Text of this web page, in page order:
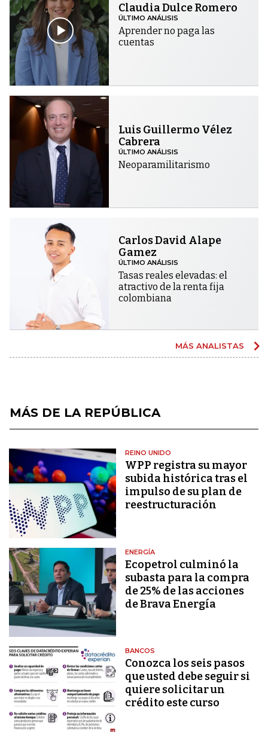
Claudia Dulce Romero
ÚLTIMO ANÁLISIS
Aprender no paga las
cuentas
Luis Guillermo Vélez
Cabrera
ÚLTIMO ANÁLISIS
Neoparamilitarismo
Carlos David Alape
Gamez
ÚLTIMO ANÁLISIS
Tasas reales elevadas: el
atractivo de la renta fija
colombiana
MÁS ANALISTAS
MÁS DE LA REPÚBLICA
REINO UNIDO
WPP registra su mayor
subida histórica tras el
impulso de su plan de
reestructuración
ENERGÍA
Ecopetrol culminó la
subasta para la compra
de 25% de las acciones
de Brava Energía
BANCOS
Conozca los seis pasos
que usted debe seguir si
quiere solicitar un
crédito este curso